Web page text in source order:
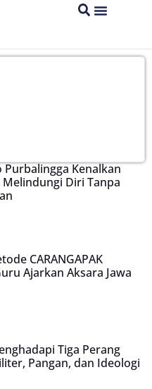
Kenalkan
Diri Tanpa
CARANGAPAK
Ajarkan Aksara Jawa
Tiga Perang
Pangan, dan Ideologi